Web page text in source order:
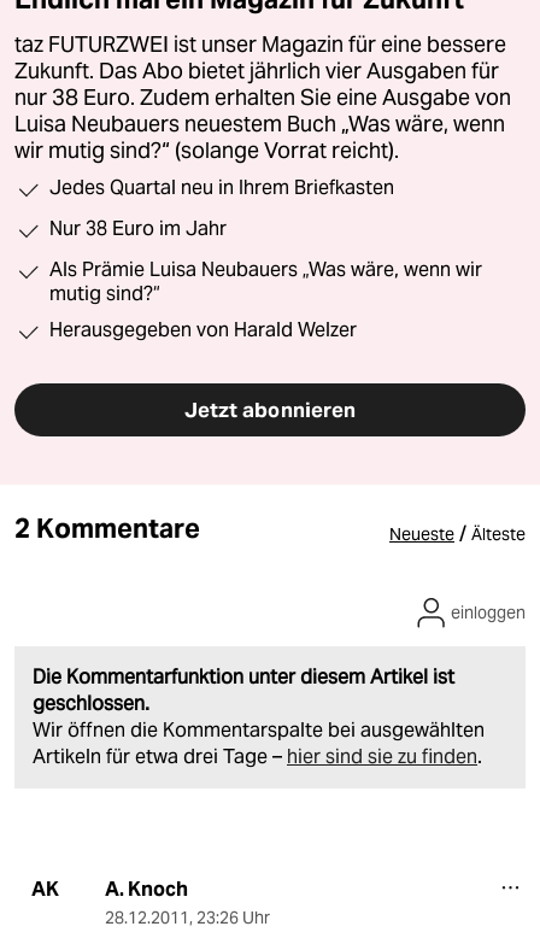
taz FUTURZWEI ist unser Magazin für eine bessere
Zukunft. Das Abo bietet jährlich vier Ausgaben für
nur 38 Euro. Zudem erhalten Sie eine Ausgabe von
Luisa Neubauers neuestem Buch „Was wäre, wenn
wir mutig sind?“ (solange Vorrat reicht).
Jedes Quartal neu in Ihrem Briefkasten
Nur 38 Euro im Jahr
Als Prämie Luisa Neubauers „Was wäre, wenn wir
mutig sind?“
Herausgegeben von Harald Welzer
Jetzt abonnieren
2 Kommentare Neueste / Älteste
Die Kommentarfunktion unter diesem Artikel ist
geschlossen.
Wir öffnen die Kommentarspalte bei ausgewählten
Artikeln für etwa drei Tage – hier sind sie zu finden.
einloggen
AK A. Knoch
28.12.2011, 23:26 Uhr